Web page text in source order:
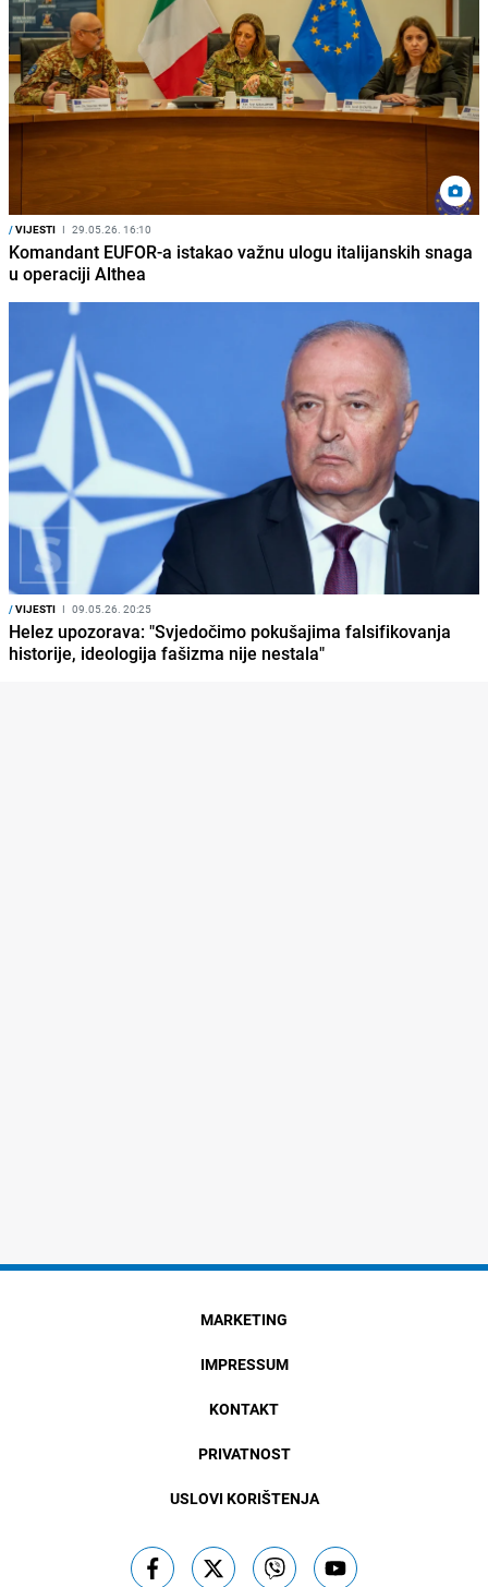
/VIJESTI I 29.05.26. 16:10
Komandant EUFOR-a istakao važnu ulogu italijanskih snaga
u operaciji Althea
/VIJESTI I 09.05.26. 20:25
Helez upozorava: "Svjedočimo pokušajima falsifikovanja
historije, ideologija fašizma nije nestala"
MARKETING
IMPRESSUM
KONTAKT
PRIVATNOST
USLOVI KORIŠTENJA